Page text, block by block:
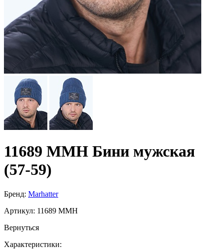
11689 MMH Бини мужская
(57-59)
Бренд: Marhatter
Артикул: 11689 MMH
Вернуться
Характеристики: